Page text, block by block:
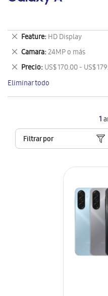
1
Filtrar por
Feature HD Display
Eliminar
este
artículo
Camara 24MP o más
Eliminar
este
artículo
Precio US$ 170.00 - US$
Eliminar
este
artículo
Eliminar todo